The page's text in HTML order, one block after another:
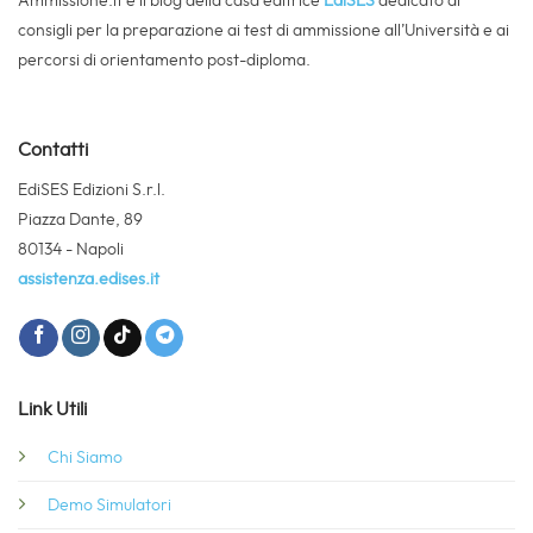
consigli per la preparazione ai test di ammissione all’Università e ai
percorsi di orientamento post-diploma.
Contatti
EdiSES Edizioni S.r.l.
Piazza Dante, 89
80134 - Napoli
assistenza.edises.it
Link Utili
Chi Siamo
Demo Simulatori